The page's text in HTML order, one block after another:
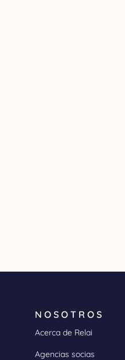
NOSOTROS
Acerca de Relai
Agencias socias